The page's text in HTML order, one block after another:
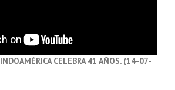
INDOAMÉRICA CELEBRA 41 AÑOS. (14-07-